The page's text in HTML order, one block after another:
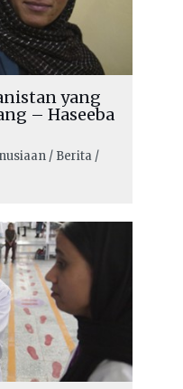
yang
– Haseeba
/ Berita /